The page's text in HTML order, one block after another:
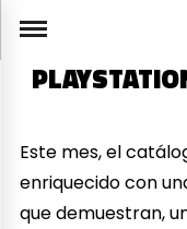
Este mes, el
enriquecido con
que demuestran,